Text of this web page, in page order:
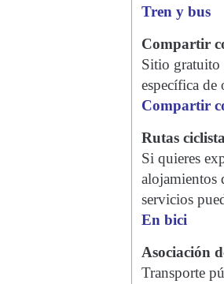
Tren y bus
Compartir
Sitio gratuito
específica de
Compartir
Rutas
Si quieres
alojamientos
servicios
En bici
Asociación
Transporte